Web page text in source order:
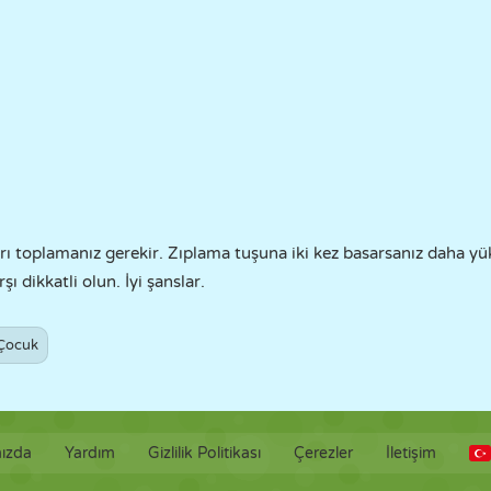
toplamanız gerekir. Zıplama tuşuna iki kez basarsanız daha
dikkatli olun. İyi şanslar.
Yardım Gizlilik Politikası Çerezler İletişim